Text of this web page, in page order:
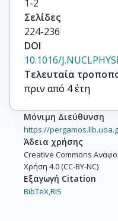
1-2
Σελίδες
224-236
DOI
10.1016/
Τελευταία
πριν από 4 έτη
Μόνιμη Διεύθυνση
https://
Άδεια χρήσης
Creative Commons
Χρήση 4.0 (CC-BY-NC)
Εξαγωγή Citation
BibTeX,RIS